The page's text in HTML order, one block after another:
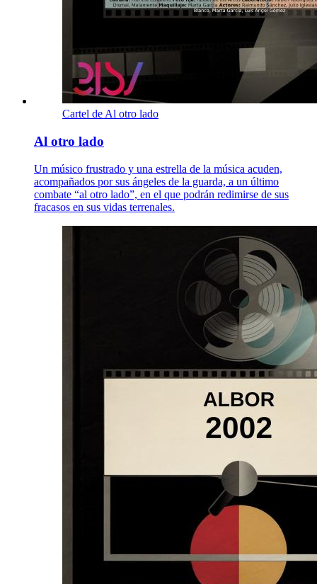
Cartel de Al otro lado
Al otro lado
Un músico frustrado y una estrella de la música acuden,
acompañados por sus ángeles de la guarda, a un último
combate “al otro lado”, en el que podrán redimirse de sus
fracasos en sus vidas terrenales.